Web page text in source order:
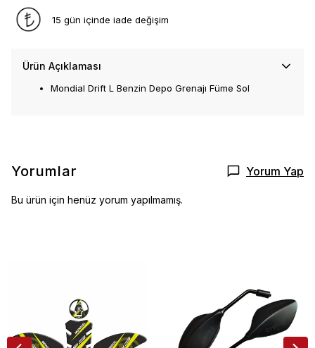
15 gün içinde iade değişim
Ürün Açıklaması
Mondial Drift L Benzin Depo Grenajı Füme Sol
Yorumlar Yorum Yap
Bu ürün için henüz yorum yapılmamış.